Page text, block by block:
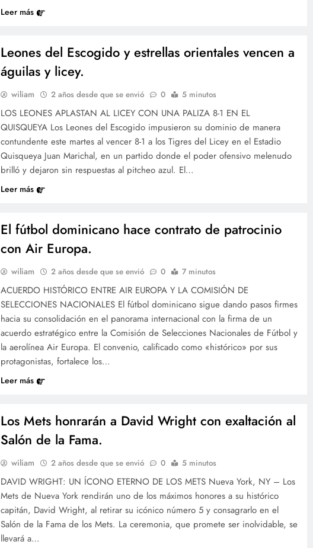
Leer más
Leones del Escogido y estrellas orientales vencen a
águilas y licey.
wiliam 2 años desde que se envió 0 5 minutos
LOS LEONES APLASTAN AL LICEY CON UNA PALIZA 8-1 EN EL
QUISQUEYA Los Leones del Escogido impusieron su dominio de manera
contundente este martes al vencer 8-1 a los Tigres del Licey en el Estadio
Quisqueya Juan Marichal, en un partido donde el poder ofensivo melenudo
brilló y dejaron sin respuestas al pitcheo azul. El…
Leer más
El fútbol dominicano hace contrato de patrocinio
con Air Europa.
wiliam 2 años desde que se envió 0 7 minutos
ACUERDO HISTÓRICO ENTRE AIR EUROPA Y LA COMISIÓN DE
SELECCIONES NACIONALES El fútbol dominicano sigue dando pasos firmes
hacia su consolidación en el panorama internacional con la firma de un
acuerdo estratégico entre la Comisión de Selecciones Nacionales de Fútbol y
la aerolínea Air Europa. El convenio, calificado como «histórico» por sus
protagonistas, fortalece los…
Leer más
Los Mets honrarán a David Wright con exaltación al
Salón de la Fama.
wiliam 2 años desde que se envió 0 5 minutos
DAVID WRIGHT: UN ÍCONO ETERNO DE LOS METS Nueva York, NY – Los
Mets de Nueva York rendirán uno de los máximos honores a su histórico
capitán, David Wright, al retirar su icónico número 5 y consagrarlo en el
Salón de la Fama de los Mets. La ceremonia, que promete ser inolvidable, se
llevará a…